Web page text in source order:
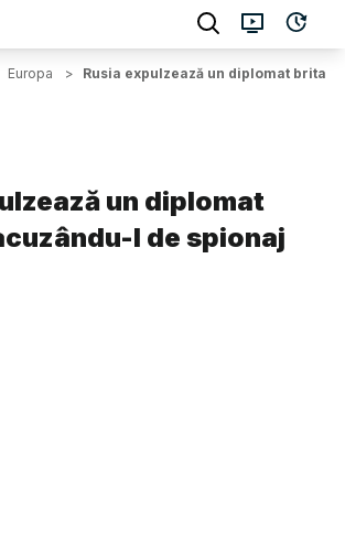
Europa > Rusia expulzează un diplomat
un diplomat
l de spionaj